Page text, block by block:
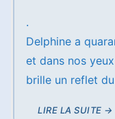
.
Delphine a
et dans nos
brille un reflet
LIRE LA SUITE →